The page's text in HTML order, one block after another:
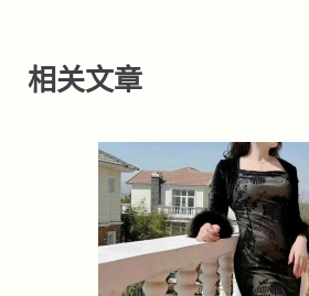
相关文章